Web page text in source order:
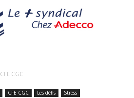
CFE CGC
CFE CGC Les défis Stress